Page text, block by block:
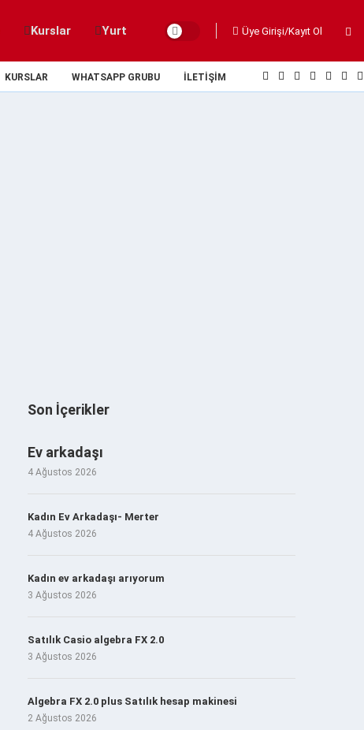
Kurslar Yurt Üye Girişi/Kayıt Ol
KURSLAR WHATSAPP GRUBU İLETIŞIM
Son İçerikler
Ev arkadaşı
4 Ağustos 2026
Kadın Ev Arkadaşı- Merter
4 Ağustos 2026
Kadın ev arkadaşı arıyorum
3 Ağustos 2026
Satılık Casio algebra FX 2.0
3 Ağustos 2026
Algebra FX 2.0 plus Satılık hesap makinesi
2 Ağustos 2026